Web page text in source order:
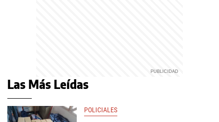
Las Más Leídas
POLICIALES